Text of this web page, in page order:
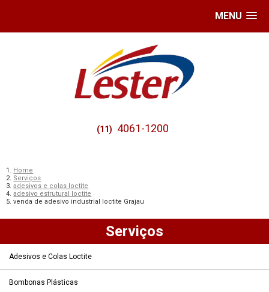
MENU
(11) 4061-1200
Home
Serviços
adesivos e colas loctite
adesivo estrutural loctite
venda de adesivo industrial loctite Grajau
Serviços
Adesivos e Colas Loctite
Bombonas Plásticas